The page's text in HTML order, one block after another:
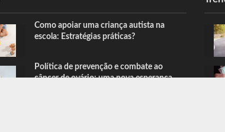
Como apoiar uma criança autista na
escola: Estratégias práticas?
Política de prevenção e combate ao
câncer de ovário: uma nova esperança